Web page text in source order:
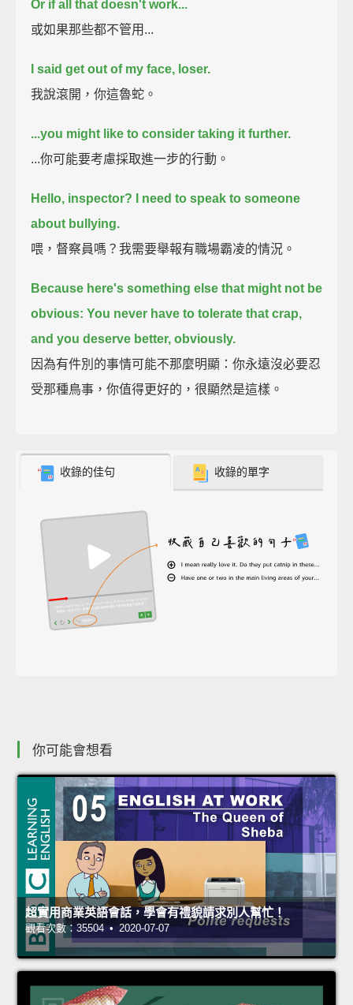
Or if all that doesn't work...
或如果那些都不管用...
I said get out of my face, loser.
我說滾開，你這魯蛇。
...you might like to consider taking it further.
...你可能要考慮採取進一步的行動。
Hello, inspector? I need to speak to someone
about bullying.
喂，督察員嗎？我需要舉報有職場霸凌的情況。
Because here's something else that might not be
obvious: You never have to tolerate that crap,
and you deserve better, obviously.
因為有件別的事情可能不那麼明顯：你永遠沒必要忍
受那種鳥事，你值得更好的，很顯然是這樣。
收錄的佳句 收錄的單字
你可能會想看
超實用商業英語會話，學會有禮貌請求別人幫忙！
觀看次數：35504 • 2020-07-07